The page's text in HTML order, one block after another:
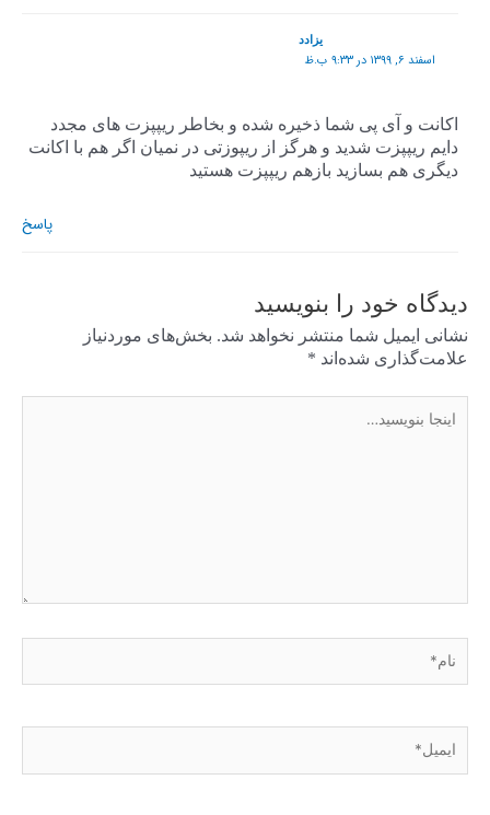
یزادد
اسفند ۶, ۱۳۹۹ در ۹:۳۳ ب.ظ
اکانت و آی پی شما ذخیره شده و بخاطر ریپپزت های مجدد
دایم ریپپزت شدید و هرگز از ریپوزتی در نمیان اگر هم با اکانت
دیگری هم بسازید بازهم ریپپزت هستید
پاسخ
دیدگاه‌ خود را بنویسید
نشانی ایمیل شما منتشر نخواهد شد. بخش‌های موردنیاز
علامت‌گذاری شده‌اند *
بنویسید…